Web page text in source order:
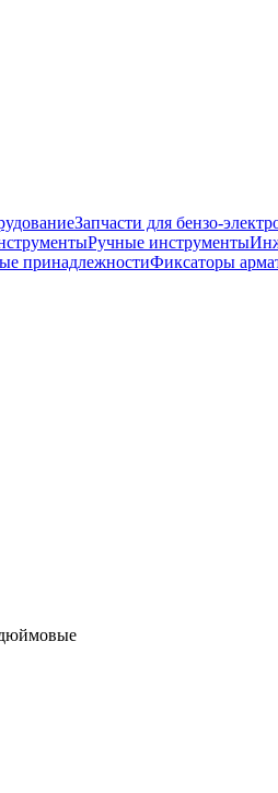
Запчасти для бензо-
Ручные инструменты
принадлежностиФиксаторы